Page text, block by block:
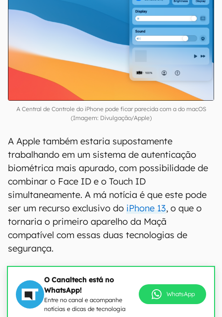
A Central de Controle do iPhone pode ficar parecida com a do macOS
(Imagem: Divulgação/Apple)
A Apple também estaria supostamente
trabalhando em um sistema de autenticação
biométrica mais apurado, com possibilidade de
combinar o Face ID e o Touch ID
simultaneamente. A má notícia é que este pode
ser um recurso exclusivo do iPhone 13, o que o
tornaria o primeiro aparelho da Maçã
compatível com essas duas tecnologias de
segurança.
O Canaltech está no
WhatsApp!
Entre no canal e acompanhe
notícias e dicas de tecnologia
WhatsApp